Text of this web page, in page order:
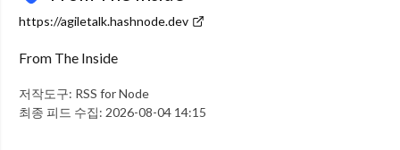
https://agiletalk.hashnode.dev
From The Inside
저작도구: RSS for Node
최종 피드 수집: 2026-08-04 14:15